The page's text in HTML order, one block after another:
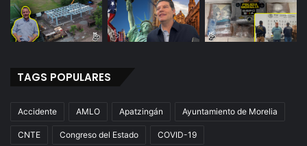
TAGS POPULARES
Accidente AMLO Apatzingán Ayuntamiento de Morelia
CNTE Congreso del Estado COVID-19